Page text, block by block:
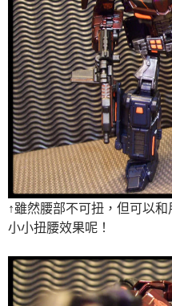
↑雖然腰部不可扭，但可以
小小扭腰效果呢！